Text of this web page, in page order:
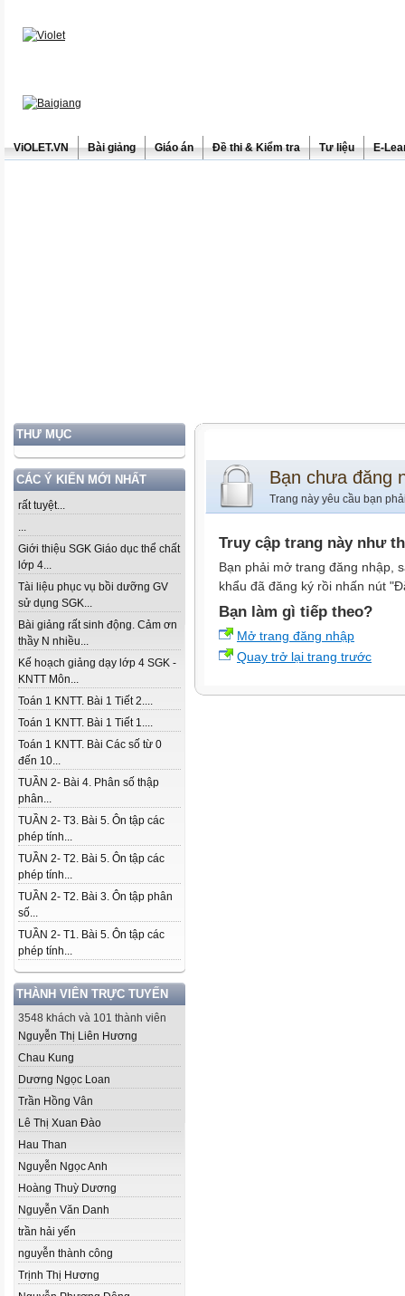
ViOLET.VN Bài giảng Giáo án Đề thi & Kiểm tra Tư liệu E-
THƯ MỤC
CÁC Ý KIẾN MỚI NHẤT
rất tuyệt...
...
Giới thiệu SGK Giáo dục thể chất
lớp 4...
Tài liệu phục vụ bồi dưỡng GV
sử dụng SGK...
Bài giảng rất sinh động. Cảm ơn
thầy N nhiều...
Kế hoạch giảng dạy lớp 4 SGK -
KNTT Môn...
Toán 1 KNTT. Bài 1 Tiết 2....
Toán 1 KNTT. Bài 1 Tiết 1....
Toán 1 KNTT. Bài Các số từ 0
đến 10...
TUẦN 2- Bài 4. Phân số thập
phân...
TUẦN 2- T3. Bài 5. Ôn tập các
phép tính...
TUẦN 2- T2. Bài 5. Ôn tập các
phép tính...
TUẦN 2- T2. Bài 3. Ôn tập phân
số...
TUẦN 2- T1. Bài 5. Ôn tập các
phép tính...
THÀNH VIÊN TRỰC TUYẾN
3548 khách và 101 thành viên
Nguyễn Thị Liên Hương
Chau Kung
Dương Ngọc Loan
Trần Hồng Vân
Lê Thị Xuan Đào
Hau Than
Nguyễn Ngọc Anh
Hoàng Thuỳ Dương
Nguyễn Văn Danh
trần hải yến
nguyễn thành công
Trịnh Thị Hương
Bạn chưa đăng
Trang này yêu cầu bạn
Truy cập trang này như
Bạn phải mở trang đăng nhập,
khẩu đã đăng ký rồi nhấn nút
Bạn làm gì tiếp theo?
Mở trang đăng nhập
Quay trở lại trang trước